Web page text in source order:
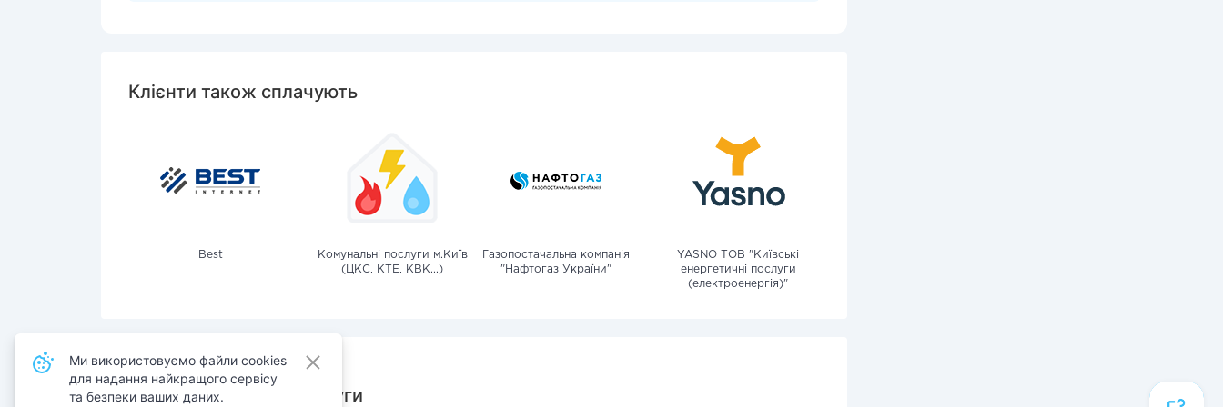
Клієнти також сплачують
Best
Комунальні послуги м.Київ
(ЦКС, КТЕ, КВК...)
Газопостачальна компанія
"Нафтогаз України"
YASNO ТОВ "Київські
енергетичні послуги
(електроенергія)"
Також сплачують послуги
Ми використовуємо файли cookies
для надання найкращого сервісу
та безпеки ваших даних.